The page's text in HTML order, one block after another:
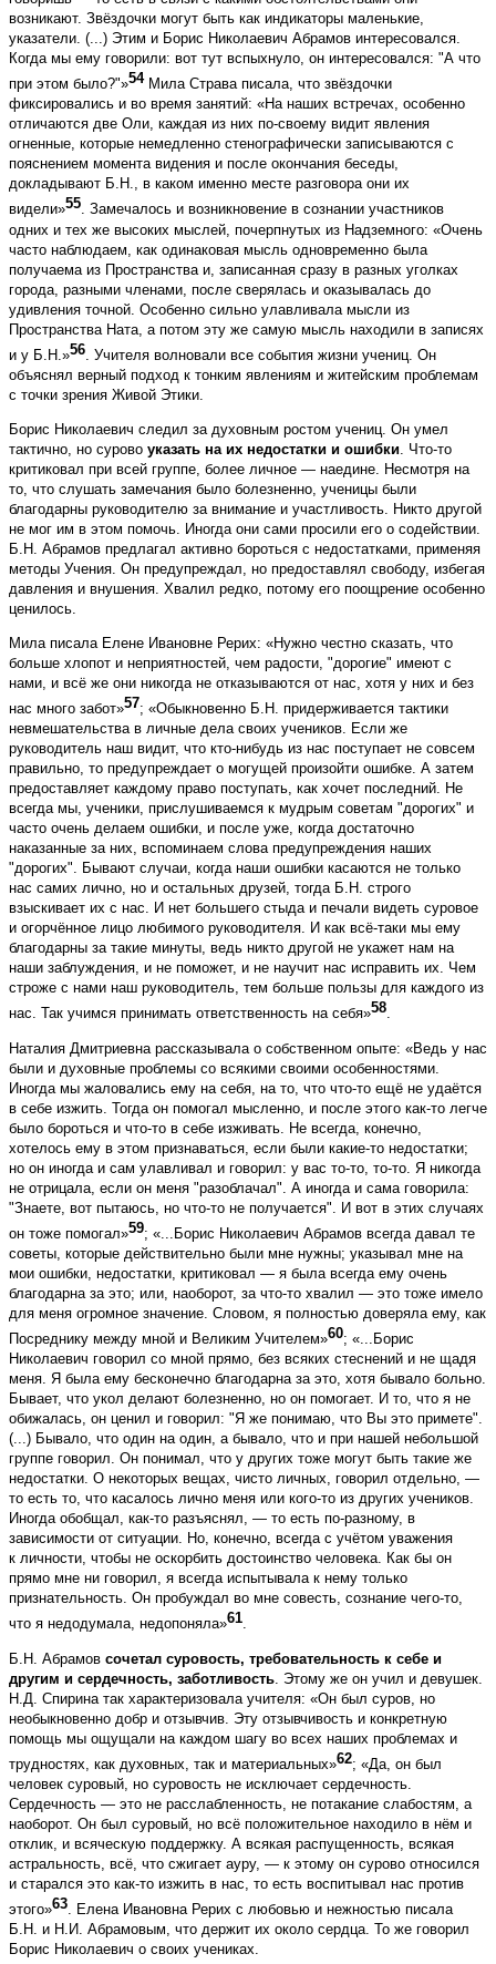
возникают. Звёздочки могут быть как индикаторы маленькие,
указатели. (...) Этим и Борис Николаевич Абрамов интересовался.
Когда мы ему говорили: вот тут вспыхнуло, он интересовался: "А что
при этом было?"»54Мила Страва писала, что звёздочки
фиксировались и во время занятий: «На наших встречах, особенно
отличаются две Оли, каждая из них по-своему видит явления
огненные, которые немедленно стенографически записываются с
пояснением момента видения и после окончания беседы,
докладывают Б.Н., в каком именно месте разговора они их
видели»55. Замечалось и возникновение в сознании участников
одних и тех же высоких мыслей, почерпнутых из Надземного: «Очень
часто наблюдаем, как одинаковая мысль одновременно была
получаема из Пространства и, записанная сразу в разных уголках
города, разными членами, после сверялась и оказывалась до
удивления точной. Особенно сильно улавливала мысли из
Пространства Ната, а потом эту же самую мысль находили в записях
и у Б.Н.»56. Учителя волновали все события жизни учениц. Он
объяснял верный подход к тонким явлениям и житейским проблемам
с точки зрения Живой Этики.
Борис Николаевич следил за духовным ростом учениц. Он умел
тактично, но сурово указать на их недостатки и ошибки. Что-то
критиковал при всей группе, более личное — наедине. Несмотря на
то, что слушать замечания было болезненно, ученицы были
благодарны руководителю за внимание и участливость. Никто другой
не мог им в этом помочь. Иногда они сами просили его о содействии.
Б.Н. Абрамов предлагал активно бороться с недостатками, применяя
методы Учения. Он предупреждал, но предоставлял свободу, избегая
давления и внушения. Хвалил редко, потому его поощрение особенно
ценилось.
Мила писала Елене Ивановне Рерих: «Нужно честно сказать, что
больше хлопот и неприятностей, чем радости, "дорогие" имеют с
нами, и всё же они никогда не отказываются от нас, хотя у них и без
нас много забот»57; «Обыкновенно Б.Н. придерживается тактики
невмешательства в личные дела своих учеников. Если же
руководитель наш видит, что кто-нибудь из нас поступает не совсем
правильно, то предупреждает о могущей произойти ошибке. А затем
предоставляет каждому право поступать, как хочет последний. Не
всегда мы, ученики, прислушиваемся к мудрым советам "дорогих" и
часто очень делаем ошибки, и после уже, когда достаточно
наказанные за них, вспоминаем слова предупреждения наших
"дорогих". Бывают случаи, когда наши ошибки касаются не только
нас самих лично, но и остальных друзей, тогда Б.Н. строго
взыскивает их с нас. И нет большего стыда и печали видеть суровое
и огорчённое лицо любимого руководителя. И как всё-таки мы ему
благодарны за такие минуты, ведь никто другой не укажет нам на
наши заблуждения, и не поможет, и не научит нас исправить их. Чем
строже с нами наш руководитель, тем больше пользы для каждого из
нас. Так учимся принимать ответственность на себя»58.
Наталия Дмитриевна рассказывала о собственном опыте: «Ведь у нас
были и духовные проблемы со всякими своими особенностями.
Иногда мы жаловались ему на себя, на то, что что-то ещё не удаётся
в себе изжить. Тогда он помогал мысленно, и после этого как-то легче
было бороться и что-то в себе изживать. Не всегда, конечно,
хотелось ему в этом признаваться, если были какие-то недостатки;
но он иногда и сам улавливал и говорил: у вас то-то, то-то. Я никогда
не отрицала, если он меня "разоблачал". А иногда и сама говорила:
"Знаете, вот пытаюсь, но что-то не получается". И вот в этих случаях
он тоже помогал»59; «...Борис Николаевич Абрамов всегда давал те
советы, которые действительно были мне нужны; указывал мне на
мои ошибки, недостатки, критиковал — я была всегда ему очень
благодарна за это; или, наоборот, за что-то хвалил — это тоже имело
для меня огромное значение. Словом, я полностью доверяла ему, как
Посреднику между мной и Великим Учителем»60; «...Борис
Николаевич говорил со мной прямо, без всяких стеснений и не щадя
меня. Я была ему бесконечно благодарна за это, хотя бывало больно.
Бывает, что укол делают болезненно, но он помогает. И то, что я не
обижалась, он ценил и говорил: "Я же понимаю, что Вы это примете".
(...) Бывало, что один на один, а бывало, что и при нашей небольшой
группе говорил. Он понимал, что у других тоже могут быть такие же
недостатки. О некоторых вещах, чисто личных, говорил отдельно, —
то есть то, что касалось лично меня или кого-то из других учеников.
Иногда обобщал, как-то разъяснял, — то есть по-разному, в
зависимости от ситуации. Но, конечно, всегда с учётом уважения
к личности, чтобы не оскорбить достоинство человека. Как бы он
прямо мне ни говорил, я всегда испытывала к нему только
признательность. Он пробуждал во мне совесть, сознание чего-то,
что я недодумала, недопоняла»61.
Б.Н. Абрамов сочетал суровость, требовательность к себе и
другим и сердечность, заботливость . Этому же он учил и девушек.
Н.Д. Спирина так характеризовала учителя: «Он был суров, но
необыкновенно добр и отзывчив. Эту отзывчивость и конкретную
помощь мы ощущали на каждом шагу во всех наших проблемах и
трудностях, как духовных, так и материальных»62; «Да, он был
человек суровый, но суровость не исключает сердечность.
Сердечность — это не расслабленность, не потакание слабостям, а
наоборот. Он был суровый, но всё положительное находило в нём и
отклик, и всяческую поддержку. А всякая распущенность, всякая
астральность, всё, что сжигает ауру, — к этому он сурово относился
и старался это как-то изжить в нас, то есть воспитывал нас против
этого»63. Елена Ивановна Рерих с любовью и нежностью писала
Б.Н. и Н.И. Абрамовым, что держит их около сердца. То же говорил
Борис Николаевич о своих учениках.